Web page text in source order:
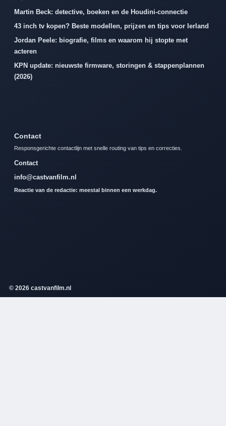
Martin Beck: detective, boeken en de Houdini-connectie
43 inch tv kopen? Beste modellen, prijzen en tips voor Ierland
Jordan Peele: biografie, films en waarom hij stopte met
acteren
KPN update: nieuwste firmware, storingen & stappenplannen
(2026)
Contact
Responsgerichte contactlijn met snelle routing van tips en correcties.
Contact
info@castvanfilm.nl
Reactie van de redactie: meestal binnen een werkdag.
© 2026 castvanfilm.nl